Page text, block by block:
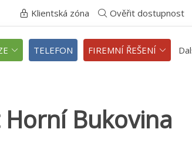
Klientská zóna Ověřit dostupnost
TELEFON FIREMNÍ ŘEŠENÍ
Bukovina